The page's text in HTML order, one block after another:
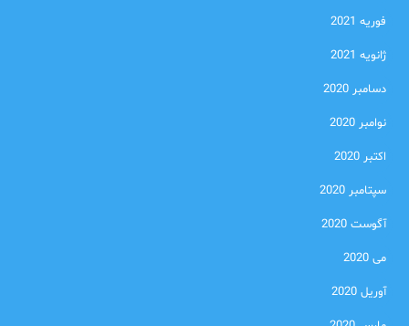
فوریه 2021
ژانویه 2021
دسامبر 2020
نوامبر 2020
اکتبر 2020
سپتامبر 2020
آگوست 2020
می 2020
آوریل 2020